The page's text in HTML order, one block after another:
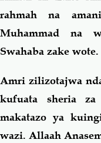
Familia-Jamii
Chemsha Bongo
Mapishi
rahmah na
Muhammad na
Swahaba zake wote.
Amri zilizotajwa
kufuata sheria
makatazo ya
wazi. Allaah